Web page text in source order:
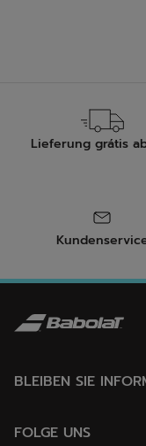
Lieferung grátis
BLEIBEN SIE
FOLGE UNS